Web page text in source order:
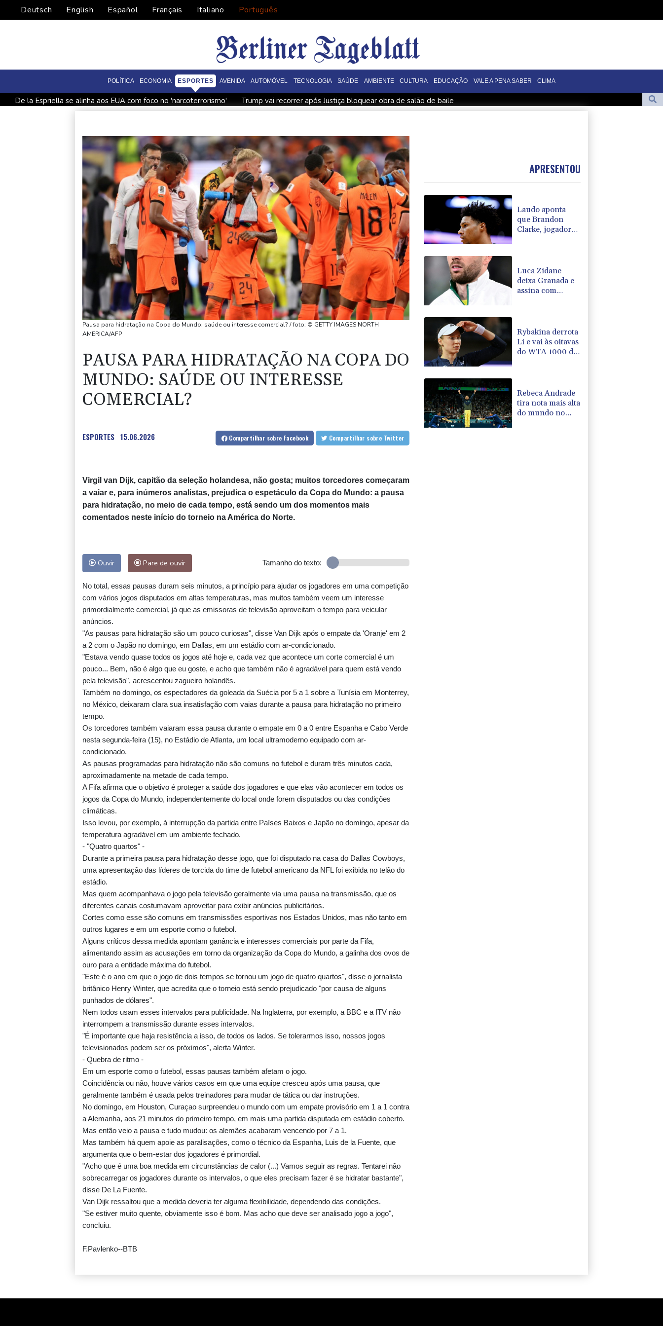
Deutsch English Español Français Italiano Português
POLÍTICA ECONOMIA ESPORTES AVENIDA AUTOMÓVEL TECNOLOGIA SAÚDE AMBIENTE CULTURA EDUCAÇÃO VALE A PENA SABER CLIMA
De la Espriella se alinha aos EUA com foco no 'narcoterrorismo'
Trump vai recorrer após Justiça bloquear obra de salão de baile
Espanha impõe controles fronteiriços à Itália em meio a crise migratória
De la Espriella chega ao poder na Colômbia com apoio de Trump na guerra contra o tráfico
Milhares marcham na Argentina no dia de São Caetano, padroeiro do pão e do trabalho
Europa se prepara para queda de geração de energia durante eclipse
Pausa para hidratação na Copa do Mundo: saúde ou interesse comercial? / foto: © GETTY IMAGES NORTH
AMERICA/AFP
PAUSA PARA HIDRATAÇÃO NA COPA DO
MUNDO: SAÚDE OU INTERESSE
COMERCIAL?
ESPORTES 15.06.2026 Compartilhar sobre Facebook Compartilhar sobre Twitter
Virgil van Dijk, capitão da seleção holandesa, não gosta; muitos torcedores começaram
a vaiar e, para inúmeros analistas, prejudica o espetáculo da Copa do Mundo: a pausa
para hidratação, no meio de cada tempo, está sendo um dos momentos mais
comentados neste início do torneio na América do Norte.
Ouvir Pare de ouvir Tamanho do texto:
No total, essas pausas duram seis minutos, a princípio para ajudar os jogadores em uma competição
com vários jogos disputados em altas temperaturas, mas muitos também veem um interesse
primordialmente comercial, já que as emissoras de televisão aproveitam o tempo para veicular
anúncios.
"As pausas para hidratação são um pouco curiosas", disse Van Dijk após o empate da 'Oranje' em 2
a 2 com o Japão no domingo, em Dallas, em um estádio com ar-condicionado.
"Estava vendo quase todos os jogos até hoje e, cada vez que acontece um corte comercial é um
pouco... Bem, não é algo que eu goste, e acho que também não é agradável para quem está vendo
pela televisão", acrescentou zagueiro holandês.
Também no domingo, os espectadores da goleada da Suécia por 5 a 1 sobre a Tunísia em Monterrey,
no México, deixaram clara sua insatisfação com vaias durante a pausa para hidratação no primeiro
tempo.
Os torcedores também vaiaram essa pausa durante o empate em 0 a 0 entre Espanha e Cabo Verde
nesta segunda-feira (15), no Estádio de Atlanta, um local ultramoderno equipado com ar-
condicionado.
As pausas programadas para hidratação não são comuns no futebol e duram três minutos cada,
aproximadamente na metade de cada tempo.
A Fifa afirma que o objetivo é proteger a saúde dos jogadores e que elas vão acontecer em todos os
jogos da Copa do Mundo, independentemente do local onde forem disputados ou das condições
climáticas.
Isso levou, por exemplo, à interrupção da partida entre Países Baixos e Japão no domingo, apesar da
temperatura agradável em um ambiente fechado.
- "Quatro quartos" -
Durante a primeira pausa para hidratação desse jogo, que foi disputado na casa do Dallas Cowboys,
uma apresentação das líderes de torcida do time de futebol americano da NFL foi exibida no telão do
estádio.
Mas quem acompanhava o jogo pela televisão geralmente via uma pausa na transmissão, que os
diferentes canais costumavam aproveitar para exibir anúncios publicitários.
Cortes como esse são comuns em transmissões esportivas nos Estados Unidos, mas não tanto em
outros lugares e em um esporte como o futebol.
Alguns críticos dessa medida apontam ganância e interesses comerciais por parte da Fifa,
alimentando assim as acusações em torno da organização da Copa do Mundo, a galinha dos ovos de
ouro para a entidade máxima do futebol.
"Este é o ano em que o jogo de dois tempos se tornou um jogo de quatro quartos", disse o jornalista
britânico Henry Winter, que acredita que o torneio está sendo prejudicado "por causa de alguns
punhados de dólares".
Nem todos usam esses intervalos para publicidade. Na Inglaterra, por exemplo, a BBC e a ITV não
interrompem a transmissão durante esses intervalos.
"É importante que haja resistência a isso, de todos os lados. Se tolerarmos isso, nossos jogos
televisionados podem ser os próximos", alerta Winter.
- Quebra de ritmo -
Em um esporte como o futebol, essas pausas também afetam o jogo.
Coincidência ou não, houve vários casos em que uma equipe cresceu após uma pausa, que
geralmente também é usada pelos treinadores para mudar de tática ou dar instruções.
No domingo, em Houston, Curaçao surpreendeu o mundo com um empate provisório em 1 a 1 contra
a Alemanha, aos 21 minutos do primeiro tempo, em mais uma partida disputada em estádio coberto.
Mas então veio a pausa e tudo mudou: os alemães acabaram vencendo por 7 a 1.
Mas também há quem apoie as paralisações, como o técnico da Espanha, Luis de la Fuente, que
argumenta que o bem-estar dos jogadores é primordial.
"Acho que é uma boa medida em circunstâncias de calor (...) Vamos seguir as regras. Tentarei não
sobrecarregar os jogadores durante os intervalos, o que eles precisam fazer é se hidratar bastante",
disse De La Fuente.
Van Dijk ressaltou que a medida deveria ter alguma flexibilidade, dependendo das condições.
"Se estiver muito quente, obviamente isso é bom. Mas acho que deve ser analisado jogo a jogo",
concluiu.
F.Pavlenko--BTB
APRESENTOU
Laudo aponta
que Brandon
Clarke, jogador
acidental
Luca Zidane
deixa Granada e
assina com
Rybakina derrota
Li e vai às oitavas
do WTA 1000 de
Rebeca Andrade
tira nota mais alta
do mundo no